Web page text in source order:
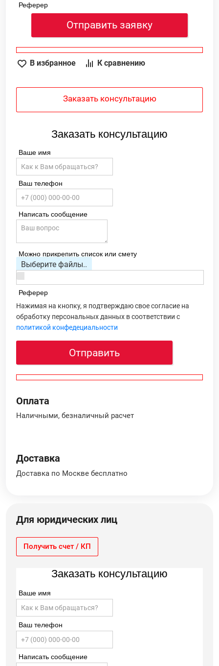
Реферер
Отправить заявку
В избранное К сравнению
Заказать консультацию
Заказать консультацию
Ваше имя
Ваш телефон
Написать сообщение
Можно прикрепить список или смету
Выберите файлы..
Реферер
Нажимая на кнопку, я подтверждаю свое согласие на
обработку персональных данных в соответствии с
политикой конфедециальности
Отправить
Оплата
Наличными, безналичный расчет
Доставка
Доставка по Москве бесплатно
Для юридических лиц
Получить счет / КП
Заказать консультацию
Ваше имя
Ваш телефон
Написать сообщение